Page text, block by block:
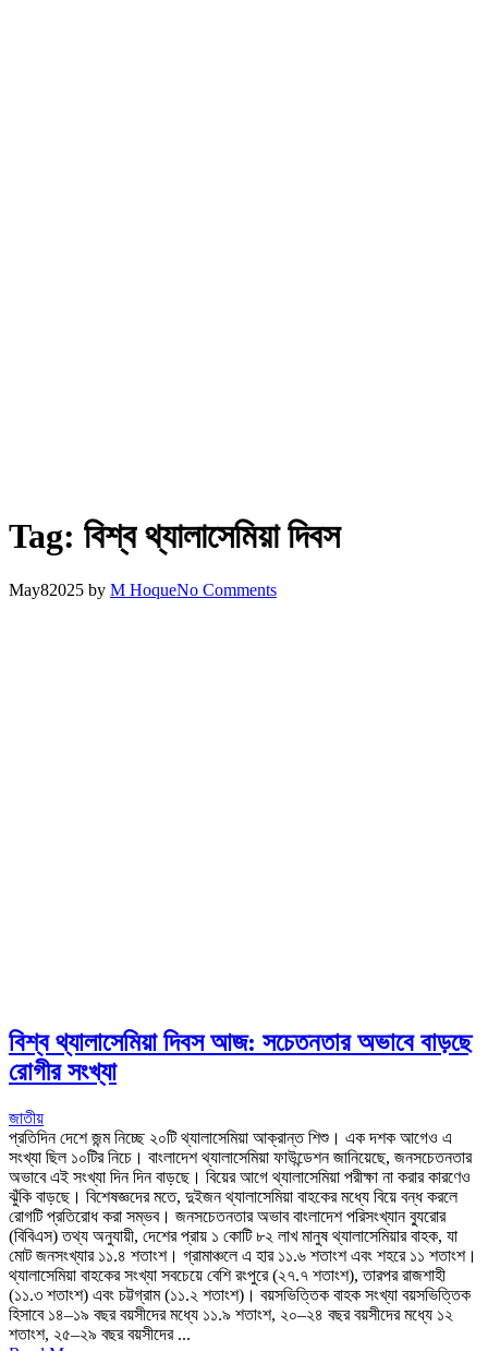
Tag: বিশ্ব থ্যালাসেমিয়া দিবস
May82025 by M HoqueNo Comments
বিশ্ব থ্যালাসেমিয়া দিবস আজ: সচেতনতার অভাবে বাড়ছে
রোগীর সংখ্যা
জাতীয়
প্রতিদিন দেশে জন্ম নিচ্ছে ২০টি থ্যালাসেমিয়া আক্রান্ত শিশু। এক দশক আগেও এ
সংখ্যা ছিল ১০টির নিচে। বাংলাদেশ থ্যালাসেমিয়া ফাউন্ডেশন জানিয়েছে, জনসচেতনতার
অভাবে এই সংখ্যা দিন দিন বাড়ছে। বিয়ের আগে থ্যালাসেমিয়া পরীক্ষা না করার কারণেও
ঝুঁকি বাড়ছে। বিশেষজ্ঞদের মতে, দুইজন থ্যালাসেমিয়া বাহকের মধ্যে বিয়ে বন্ধ করলে
রোগটি প্রতিরোধ করা সম্ভব। জনসচেতনতার অভাব বাংলাদেশ পরিসংখ্যান ব্যুরোর
(বিবিএস) তথ্য অনুযায়ী, দেশের প্রায় ১ কোটি ৮২ লাখ মানুষ থ্যালাসেমিয়ার বাহক, যা
মোট জনসংখ্যার ১১.৪ শতাংশ। গ্রামাঞ্চলে এ হার ১১.৬ শতাংশ এবং শহরে ১১ শতাংশ।
থ্যালাসেমিয়া বাহকের সংখ্যা সবচেয়ে বেশি রংপুরে (২৭.৭ শতাংশ), তারপর রাজশাহী
(১১.৩ শতাংশ) এবং চট্টগ্রাম (১১.২ শতাংশ)। বয়সভিত্তিক বাহক সংখ্যা বয়সভিত্তিক
হিসাবে ১৪–১৯ বছর বয়সীদের মধ্যে ১১.৯ শতাংশ, ২০–২৪ বছর বয়সীদের মধ্যে ১২
শতাংশ, ২৫–২৯ বছর বয়সীদের ...